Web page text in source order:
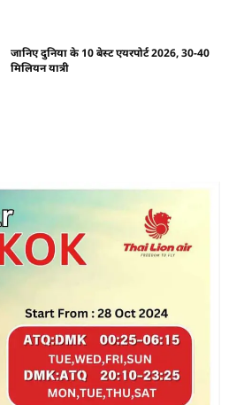
जानिए दुनिया के 10 बेस्ट एयरपोर्ट 2026, 30-40
मिलियन यात्री